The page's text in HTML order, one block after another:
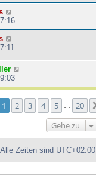
von20
1 2 3 4 5 20
Gehe zu
Alle Zeiten sind UTC+02:00